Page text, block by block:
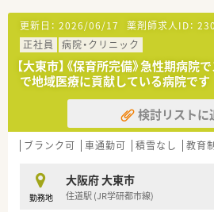
■オンコールや当直はなく、時間外
時間となっており、ワークライフバ
です。
子育て中のパパさん、ママさんに
す。
■現在、20代～30代のスタッフが多
気の中にも厳しさ、緊張感を持ちつつ
日々、スキル向上に励んでいます。
・・・病院へのアクセス・・・
JR京都線「摂津富田」駅、阪急京都
ます。
更新日： 2026/06/17 薬剤師求人ID：
正社員
病院・クリニック
【大東市】《保育所完備》急性期病院
で地域医療に貢献している病院です
検討リストに
ブランク可 車通勤可 積雪なし 教育
勤務地
大阪府 大東市
住道駅 (JR学研都市線)